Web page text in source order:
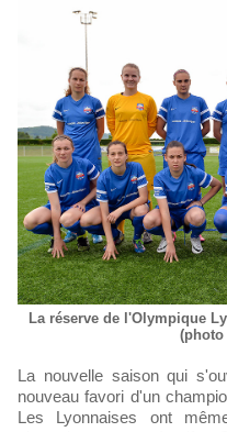
La réserve de l'Olympique
(photo
La nouvelle saison qui s'ouvre voit l'Olympique Lyonnais de
nouveau favori d'un
Les Lyonnaises ont